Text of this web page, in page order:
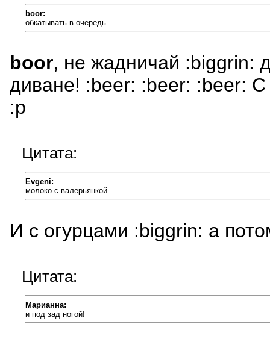
boor:
обкатывать в очередь
boor, не жадничай :biggrin:
диване! :beer: :beer: :beer:
:p
Цитата:
Evgeni:
молоко с валерьянкой
И с огурцами :biggrin: а
Цитата:
Марианна:
и под зад ногой!